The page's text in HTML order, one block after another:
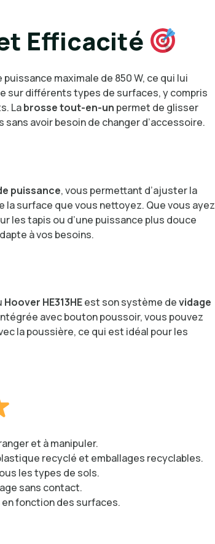
Efficacité
puissance maximale de 850 W, ce qui lui
sur différents types de surfaces, y compris
Labrosse tout-en-un permet de glisser
avoir besoin de changer d’accessoire.
puissance, vous permettant d’ajuster la
la surface que vous nettoyez. Que vous ayez
les tapis ou d’une puissance plus douce
à vos besoins.
Hoover HE313HEest son système devidage
avec bouton poussoir, vous pouvez
la poussière, ce qui est idéal pour les
et à manipuler.
recyclé et emballages recyclables.
les types de sols.
sans contact.
fonction des surfaces.